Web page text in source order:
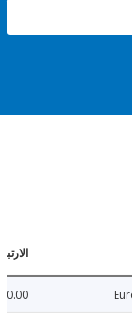
الارتباطات